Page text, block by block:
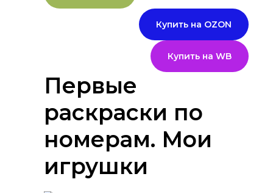
Купить на OZON
Купить на WB
Первые
раскраски по
номерам. Мои
игрушки